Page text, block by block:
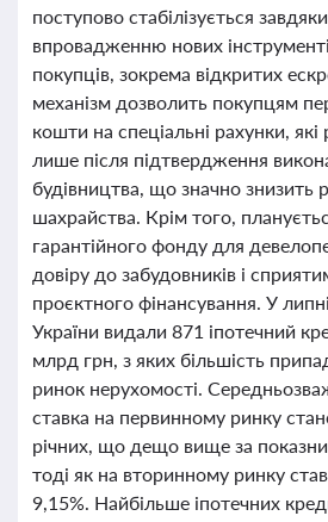
поступово стабілізується
впровадженню нових
покупців, зокрема відкритих
механізм дозволить покупцям
кошти на спеціальні рахунки,
лише після підтвердження
будівництва, що значно знизить
шахрайства. Крім того,
гарантійного фонду для
довіру до забудовників і
проєктного фінансування. У
України видали 871 іпотечний
млрд грн, з яких більшість
ринок нерухомості.
ставка на первинному ринку
річних, що дещо вище за
тоді як на вторинному ринку
9,15%. Найбільше іпотечних